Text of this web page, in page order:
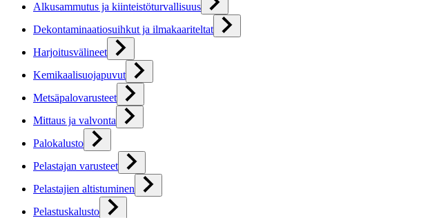
Alkusammutus ja kiinteistöturvallisuus
Dekontaminaatiosuihkut ja ilmakaariteltat
Harjoitusvälineet
Kemikaalisuojapuvut
Metsäpalovarusteet
Mittaus ja valvonta
Palokalusto
Pelastajan varusteet
Pelastajien altistuminen
Pelastuskalusto